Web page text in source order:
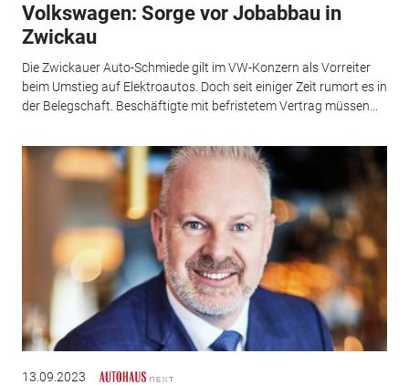
Volkswagen: Sorge vor Jobabbau in
Zwickau
Die Zwickauer Auto-Schmiede gilt im VW-Konzern als Vorreiter
beim Umstieg auf Elektroautos. Doch seit einiger Zeit rumort es in
der Belegschaft. Beschäftigte mit befristetem Vertrag müssen...
13.09.2023